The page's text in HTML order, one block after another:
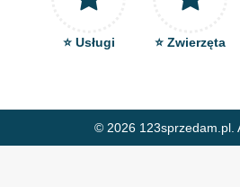
⭐ Usługi ⭐ Zwierzęta
© 2026 123sprzedam.pl.